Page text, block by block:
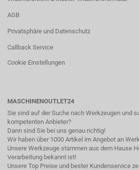
AGB
Privatsphäre und Datenschutz
Callback Service
Cookie Einstellungen
MASCHINENOUTLET24
Sie sind auf der Suche nach Werkzeugen und
kompetenten Anbieter?
Dann sind Sie bei uns genau richtig!
Wir haben über 1000 Artikel im Angebot an
Unsere Werkzeuge stammen aus dem Hause
Verarbeitung bekannt ist!
Unsere Top Preise und bester Kundenservice